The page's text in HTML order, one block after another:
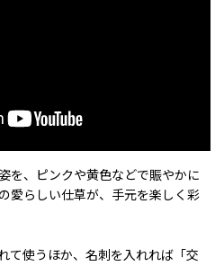
を、ピンクや黄色などで賑やかに
愛らしい仕草が、手元を楽しく彩
て使うほか、名刺を入れれば「交